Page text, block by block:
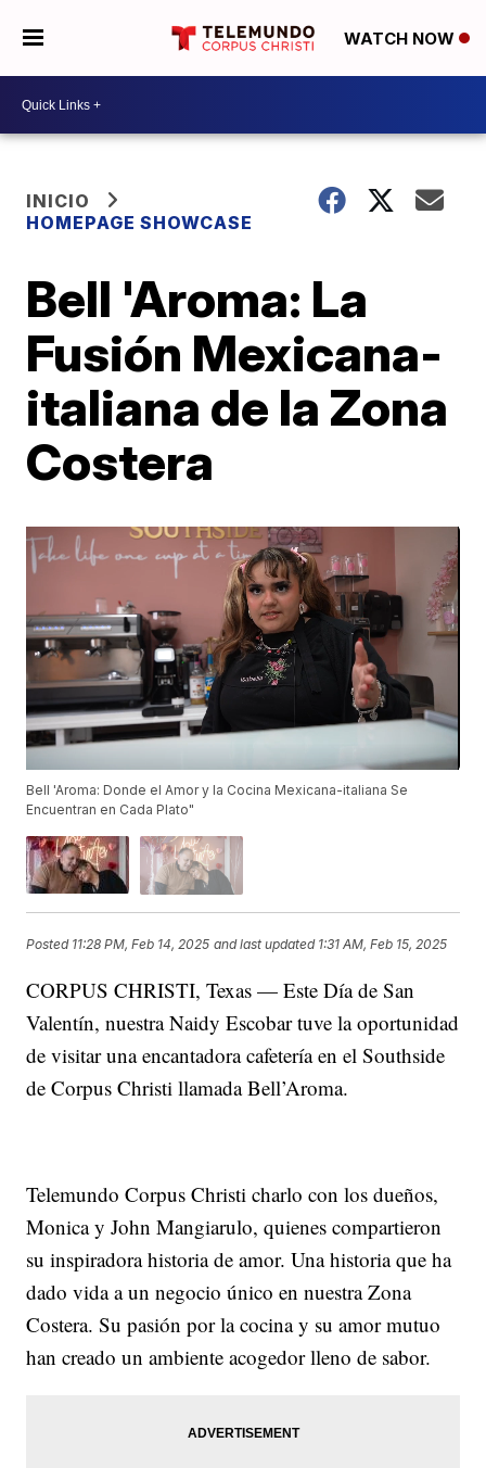
WATCH NOW
INICIO
HOMEPAGE SHOWCASE
Bell 'Aroma: La
Fusión Mexicana-
italiana de la Zona
Costera
Bell 'Aroma: Donde el Amor y la Cocina Mexicana-italiana Se
Encuentran en Cada Plato"
Posted 11:28 PM, Feb 14, 2025 and last updated 1:31 AM, Feb 15, 2025
CORPUS CHRISTI, Texas — Este Día de San
Valentín, nuestra Naidy Escobar tuve la oportunidad
de visitar una encantadora cafetería en el Southside
de Corpus Christi llamada Bell’Aroma.
Telemundo Corpus Christi charlo con los dueños,
Monica y John Mangiarulo, quienes compartieron
su inspiradora historia de amor. Una historia que ha
dado vida a un negocio único en nuestra Zona
Costera. Su pasión por la cocina y su amor mutuo
han creado un ambiente acogedor lleno de sabor.